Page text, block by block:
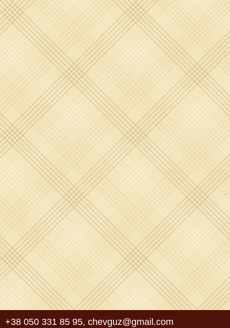
+38 050 331 85 95, chevguz@gmail.com